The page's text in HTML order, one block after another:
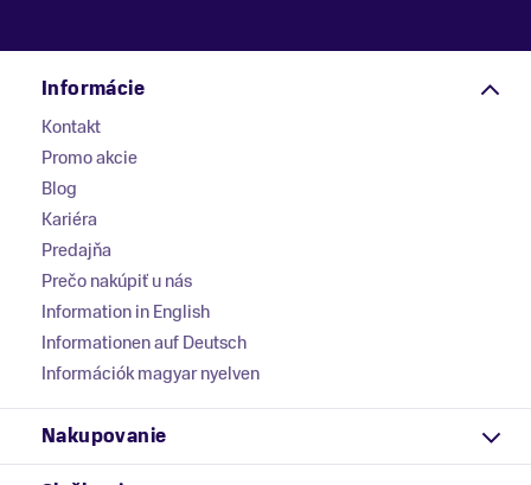
Informácie
Kontakt
Promo akcie
Blog
Kariéra
Predajňa
Prečo nakúpiť u nás
Information in English
Informationen auf Deutsch
Információk magyar nyelven
Nakupovanie